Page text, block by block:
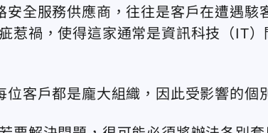
安全服務供應商，往往是客戶在遭遇駭
惹禍，使得這家通常是資訊科技（IT
客戶都是龐大組織，因此受影響的個